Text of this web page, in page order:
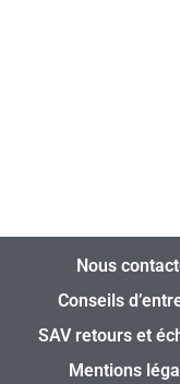
Nous
Conseils
SAV retours et
Mentions